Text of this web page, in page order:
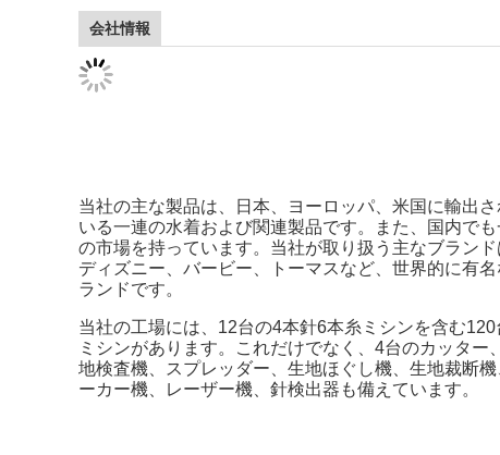
会社情報
当社の主な製品は、日本、ヨーロッパ、米国に輸出さ
いる一連の水着および関連製品です。また、国内でも
の市場を持っています。当社が取り扱う主なブランド
ディズニー、バービー、トーマスなど、世界的に有
ランドです。
当社の工場には、12台の4本針6本糸ミシンを含む120
ミシンがあります。これだけでなく、4台のカッター
地検査機、スプレッダー、生地ほぐし機、生地裁断機
ーカー機、レーザー機、針検出器も備えています。